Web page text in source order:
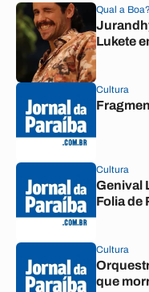
Qual a Boa?
Lukete
Cultura
Cultura
Genival
Folia de
Cultura
que